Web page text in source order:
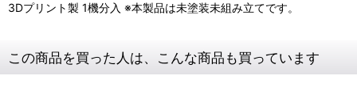
3Dプリント製 1機分入 ※本製品は未塗装未組み立てです。
この商品を買った人は、こんな商品も買っています